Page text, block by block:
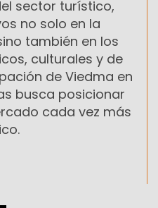
sector turístico,
no solo en la
también en los
culturales y de
de Viedma en
busca posicionar
cada vez más